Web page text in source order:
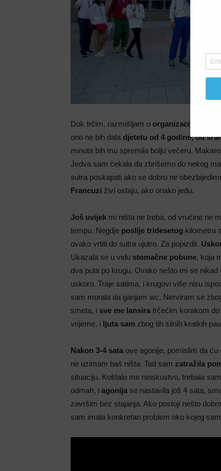
Dok trčim, razmišljam o organizaciji
ono ne bih dala djetetu od 4 godine, od
minuta bih mu spremila bolju večeru.
Jedva sam čekala da zbrišemo do nekog
sutra poskapati ako se dobro ne
Francuzi živi ostaju, ako onako jedu.
Još uvijek mi ništa ne treba, od vrućine ne
tempu. Negdje poslije tridesetog kilometra
ovako vrtiti do sutra ujutro. Za popizdit.
Ukazala se u vidu stomačne pobune, koja
dva puta po krugu. Ovako nešto mi se
uskoro. Traje satima, i krugovi više nisu
sam morala da ganjam wc. Nerviram se
smeta, i sve me lansira trčećim korakom
vrijeme, i ljuta sam zbog tih silnih kratkih
Nakon 3-4 sata ove agonije, pomislim da
ne uzimam baš ništa. Tad sam zatražila
situaciju. Koštalo me neiskustvo, trebala
odmah, i agonija se nastavila još 4 sata,
završim bez stajanja. Ako postoji nešto
sam imala konkretan problem oko kojeg